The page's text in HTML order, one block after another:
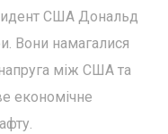
США Дональд
Вони намагалися
між США та
економічне